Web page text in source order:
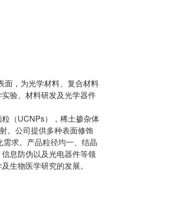
面，为光学材料、复合材料
验、材料研发及光学器件
（UCNPs），稀土掺杂体
。公司提供多种表面修饰
求。产品粒径均一、结晶
息防伪以及光电器件等领
生物医学研究的发展。